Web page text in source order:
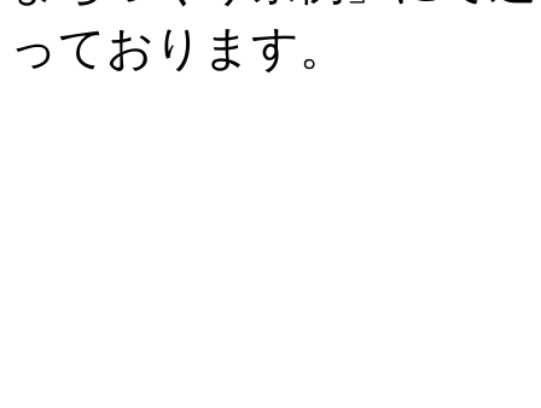
っております。